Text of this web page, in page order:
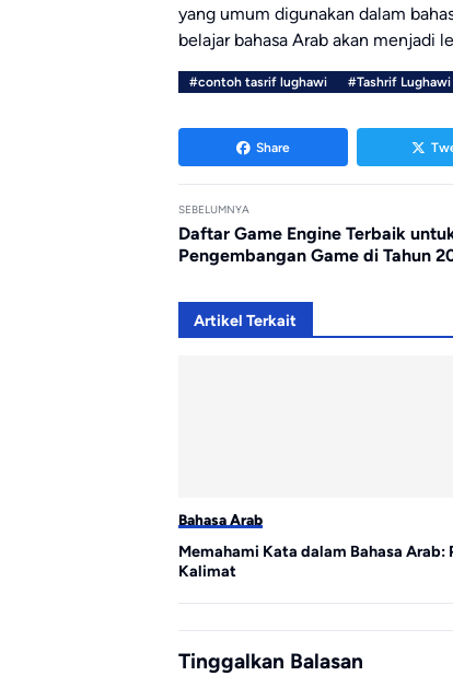
yang umum digunakan dalam
belajar bahasa Arab akan menjadi
#contoh tasrif lughawi #Tashrif Lughawi
Share
SEBELUMNYA
Daftar Game Engine Terbaik
Pengembangan Game di Tahun
Artikel Terkait
Bahasa Arab
Memahami Kata dalam Bahasa
Kalimat
Tinggalkan Balasan